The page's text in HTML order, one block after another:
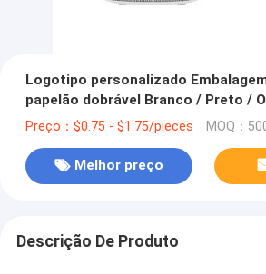
Logotipo personalizado
papelão dobrável Branco / Preto /
de presente magnética de luxo
Preço：$0.75 - $1.75/pieces MOQ：
Melhor preço
Descrição De Produto